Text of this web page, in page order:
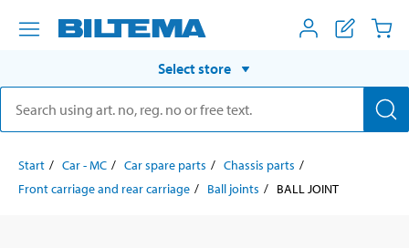
Select store
Start Car - MC Car spare parts
Chassis parts
Front carriage and rear carriage
Ball joints BALL JOINT